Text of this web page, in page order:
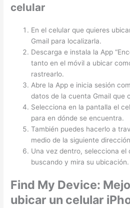
celular
En el celular que quieres
Gmail para localizarla.
Descarga e instala la App
tanto en el móvil a ubicar
rastrearlo.
Abre la App e inicia sesión
datos de la cuenta Gmail que
Selecciona en la pantalla el
para en dónde se encuentra.
También puedes hacerlo a
medio de la siguiente
Una vez dentro, selecciona el
buscando y mira su ubicación.
Find My Device:
ubicar un celular